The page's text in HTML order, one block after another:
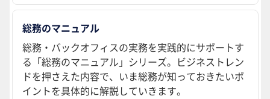
総務のマニュアル
総務・バックオフィスの実務を実践的にサポートす
る「総務のマニュアル」シリーズ。ビジネストレン
ドを押さえた内容で、いま総務が知っておきたいポ
イントを具体的に解説していきます。